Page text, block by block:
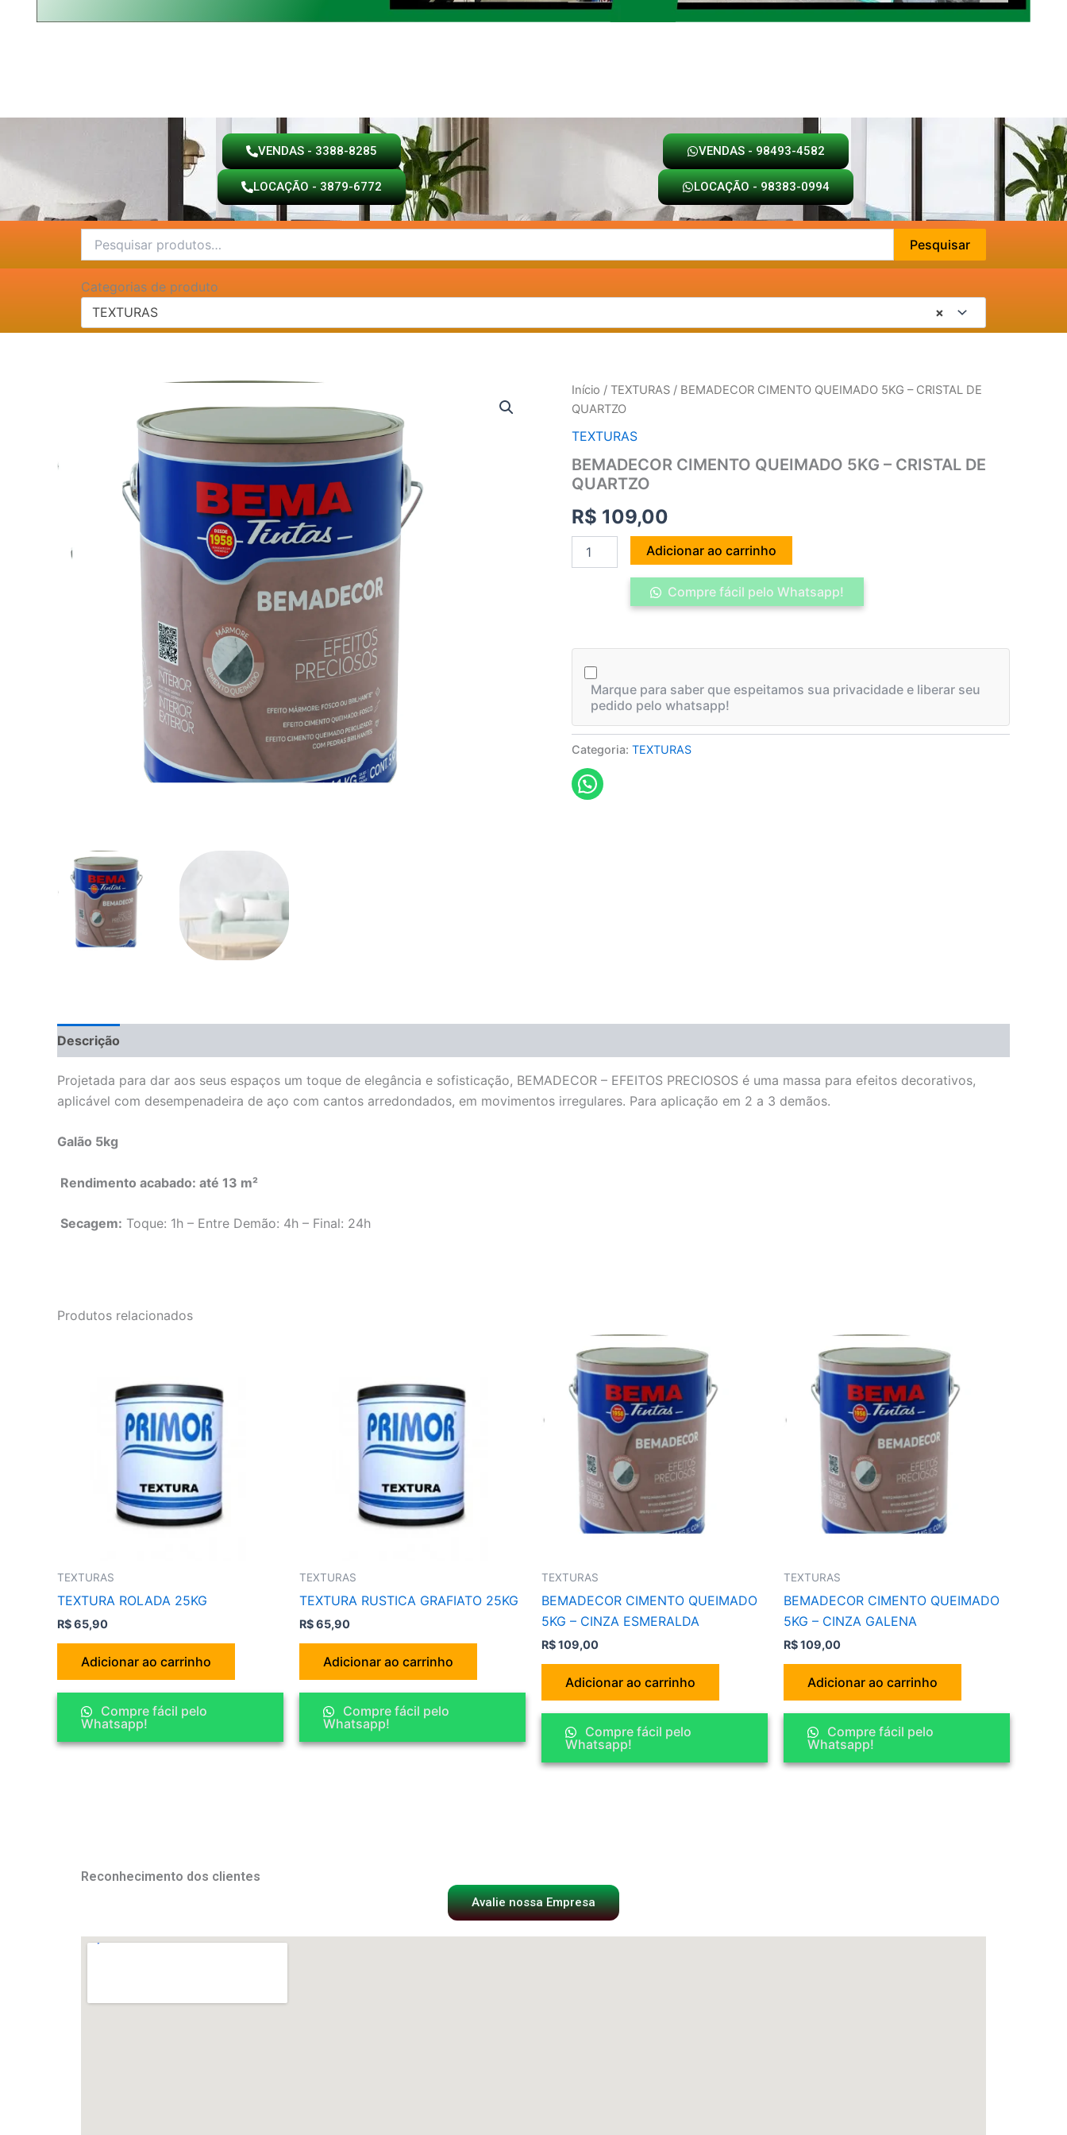
VENDAS - 3388-8285 VENDAS - 98493-4582
LOCAÇÃO - 3879-6772 LOCAÇÃO - 98383-0994
por:
Pesquisar
Categorias de produto
×
TEXTURAS
Início / TEXTURAS / BEMADECOR CIMENTO QUEIMADO 5KG – CRISTAL DE
QUARTZO
TEXTURAS
BEMADECOR CIMENTO QUEIMADO 5KG – CRISTAL DE
QUARTZO
R$ 109,00
BEMADECOR
CIMENTO
5KG
CRISTAL
DE
quantidade
Adicionar ao carrinho
Compre fácil pelo Whatsapp!
Marque para saber que espeitamos sua privacidade e liberar seu
pedido pelo whatsapp!
Categoria: TEXTURAS
Descrição
Projetada para dar aos seus espaços um toque de elegância e sofisticação, BEMADECOR – EFEITOS PRECIOSOS é uma massa para efeitos decorativos,
aplicável com desempenadeira de aço com cantos arredondados, em movimentos irregulares. Para aplicação em 2 a 3 demãos.
Galão 5kg
Rendimento acabado: até 13 m²
Secagem: Toque: 1h – Entre Demão: 4h – Final: 24h
Produtos relacionados
TEXTURAS
TEXTURA ROLADA 25KG
R$65,90
Adicionar ao carrinho
Compre fácil pelo
Whatsapp!
TEXTURAS
TEXTURA RUSTICA GRAFIATO 25KG
R$65,90
Adicionar ao carrinho
Compre fácil pelo
Whatsapp!
TEXTURAS
BEMADECOR CIMENTO QUEIMADO
5KG – CINZA ESMERALDA
R$109,00
Adicionar ao carrinho
Compre fácil pelo
Whatsapp!
TEXTURAS
BEMADECOR CIMENTO QUEIMADO
5KG – CINZA GALENA
R$109,00
Adicionar ao carrinho
Compre fácil pelo
Whatsapp!
Reconhecimento dos clientes
Avalie nossa Empresa